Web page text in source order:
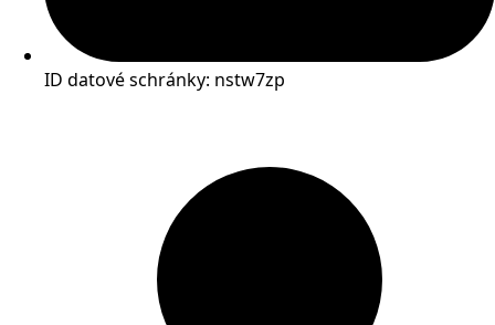
ID datové schránky: nstw7zp